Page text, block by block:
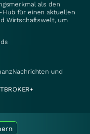
als den
Hub für einen aktuellen
Wirtschaftswelt, um
und